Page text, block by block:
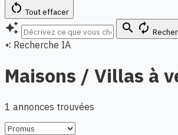
restart_alt Tout effacer
auto_awesome search autorenew
auto_awesome Recherche IA
Maisons / Villas à
1 annonces trouvées